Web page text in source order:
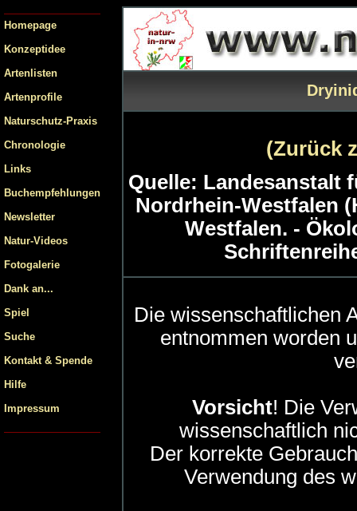
Homepage
Konzeptidee
Artenlisten
Artenprofile
Naturschutz-Praxis
Chronologie
Links
Buchempfehlungen
Newsletter
Natur-Videos
Fotogalerie
Dank an...
Spiel
Suche
Kontakt & Spende
Hilfe
Impressum
(Zurück
Quelle: Landesanstalt
Nordrhein-Westfalen
Westfalen. -
Die wissenschaftlichen
entnommen worden
Vorsicht! Die
wissenschaftlich
Der korrekte
Verwendung des